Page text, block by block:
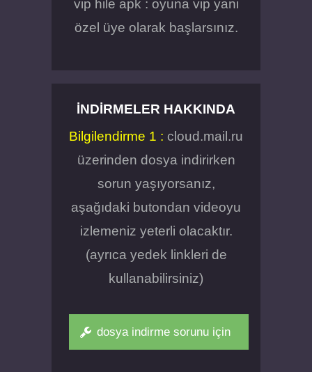
vip hile apk : oyuna vip yani
özel üye olarak başlarsınız.
İNDIRMELER HAKKINDA
Bilgilendirme 1 : cloud.mail.ru
üzerinden dosya indirirken
sorun yaşıyorsanız,
aşağıdaki butondan videoyu
izlemeniz yeterli olacaktır.
(ayrıca yedek linkleri de
kullanabilirsiniz)
dosya indirme sorunu için